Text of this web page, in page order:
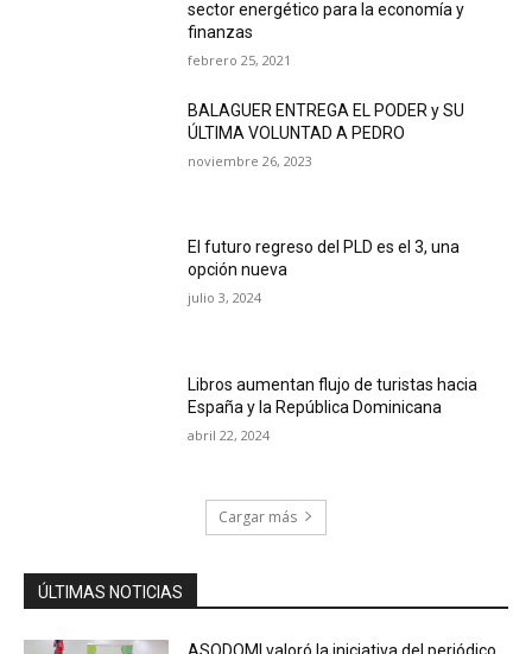
sector energético para la economía y
finanzas
febrero 25, 2021
BALAGUER ENTREGA EL PODER y SU
ÚLTIMA VOLUNTAD A PEDRO
noviembre 26, 2023
El futuro regreso del PLD es el 3, una
opción nueva
julio 3, 2024
Libros aumentan flujo de turistas hacia
España y la República Dominicana
abril 22, 2024
Cargar más
ÚLTIMAS NOTICIAS
ASODOMI valoró la iniciativa del periódico